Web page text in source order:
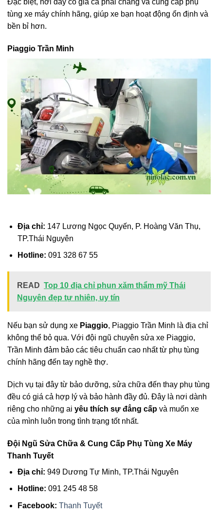
tùng xe máy chính hãng, giúp xe bạn hoạt động ổn định và
bền bỉ hơn.
Piaggio Trần Minh
Địa chỉ: 147 Lương Ngọc Quyến, P. Hoàng Văn Thụ,
TP.Thái Nguyên
Hotline: 091 328 67 55
READ Top 10 địa chỉ phun xăm thẩm mỹ Thái
Nguyên đẹp tự nhiên, uy tín
Nếu bạn sử dụng xe Piaggio, Piaggio Trần Minh là địa chỉ
không thể bỏ qua. Với đội ngũ chuyên sửa xe Piaggio,
Trần Minh đảm bảo các tiêu chuẩn cao nhất từ phụ tùng
chính hãng đến tay nghề thợ.
Dịch vụ tại đây từ bảo dưỡng, sửa chữa đến thay phụ tùng
đều có giá cả hợp lý và bảo hành đầy đủ. Đây là nơi dành
riêng cho những ai yêu thích sự đẳng cấp và muốn xe
của mình luôn trong tình trạng tốt nhất.
Đội Ngũ Sửa Chữa & Cung Cấp Phụ Tùng Xe Máy
Thanh Tuyết
Địa chỉ: 949 Dương Tự Minh, TP.Thái Nguyên
Hotline: 091 245 48 58
Facebook: Thanh Tuyết